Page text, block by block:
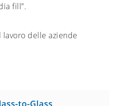
fill”.
delle aziende